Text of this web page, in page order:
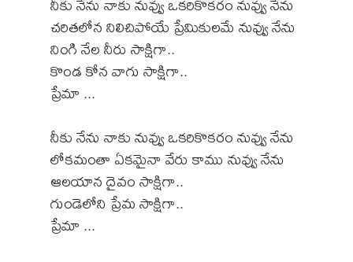
చరితలోన నిలిచిపోయే ప్రేమికులమే నువ్వు నేను
నింగి నేల నీరు సాక్షిగా..
కొండ కోన వాగు సాక్షిగా..
ప్రేమా ...
నీకు నేను నాకు నువ్వు ఒకరికొకరం నువ్వు నేను
లోకమంతా ఏకమైనా వేరు కాము నువ్వు నేను
ఆలయాన దైవం సాక్షిగా..
గుండెలోని ప్రేమ సాక్షిగా..
ప్రేమా ...